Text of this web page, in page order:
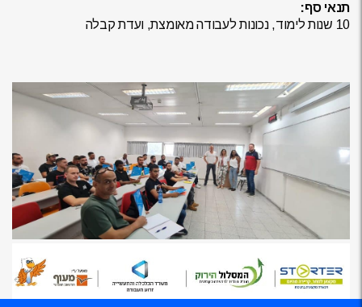
תנאי סף:
10 שנות לימוד, נכונות לעבודה מאומצת, ועדת קבלה